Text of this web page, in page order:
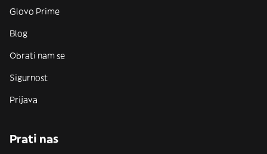
Glovo Prime
Blog
Obrati nam se
Sigurnost
Prijava
Prati nas